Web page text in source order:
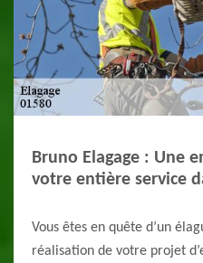
Bruno Elagage : Une
votre entière service
Vous êtes en quête d’un
réalisation de votre projet